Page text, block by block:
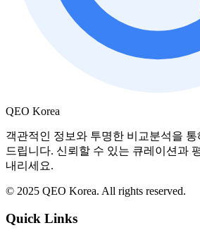
QEO Korea
객관적인 정보와 투명한 비교분석을
드립니다. 신뢰할 수 있는 큐레이션과
내리세요.
© 2025 QEO Korea. All rights reserved.
Quick Links